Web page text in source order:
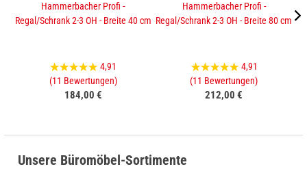
Hammerbacher Profi -
Regal/Schrank 2-3 OH - Breite 40 cm
4,91
(11 Bewertungen)
184,00 €
Hammerbacher Profi -
Regal/Schrank 2-3 OH - Breite 80 cm
4,91
(11 Bewertungen)
212,00 €
Unsere Büromöbel-Sortimente